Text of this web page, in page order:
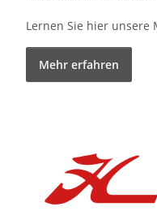
Lernen Sie hier unsere
Mehr erfahren